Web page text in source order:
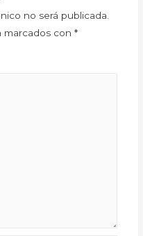
no será publicada.
marcados con *